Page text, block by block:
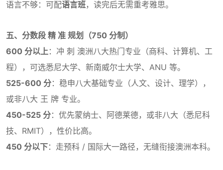
语言不够：可配语言班，读完后无需重考雅思。
五、分数段 精 准 规划（750 分制）
600 分以上：冲 刺 澳洲八大热门专业（商科、计算机、工
程），可选悉尼大学、新南威尔士大学、ANU 等。
525-600 分：稳申八大基础专业（人文、设计、理学），
或非八大 王 牌 专业。
450-525 分：优先蒙纳士、阿德莱德，或非八大（悉尼科
技、RMIT），性价比高。
450 分以下：走预科 / 国际大一路径，无缝衔接澳洲本科。